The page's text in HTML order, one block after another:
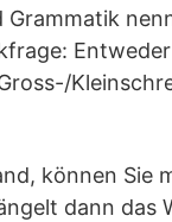
Grammatik
können Sie
dann das